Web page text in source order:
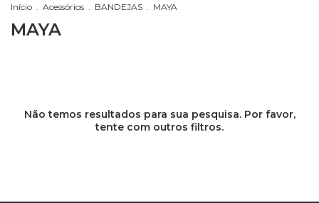
Início . Acessórios . BANDEJAS . MAYA
MAYA
Não temos resultados para sua pesquisa. Por favor,
tente com outros filtros.